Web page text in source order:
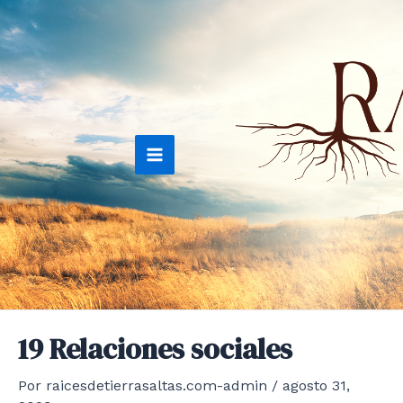
Ir
al
contenido
Main
Menu
19 Relaciones sociales
Por raicesdetierrasaltas.com-admin / agosto 31,